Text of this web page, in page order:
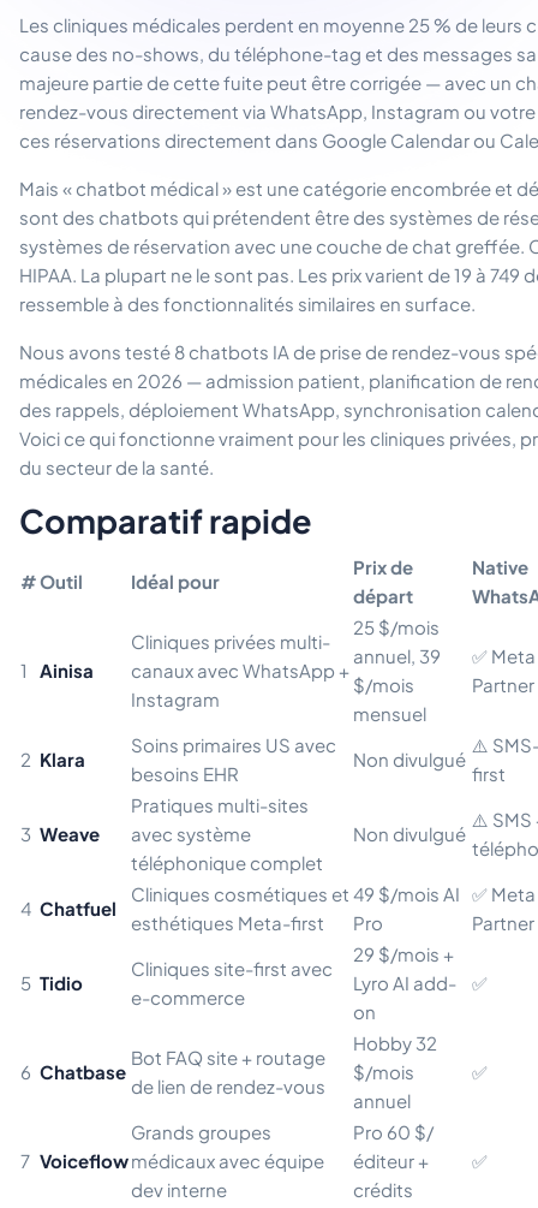
Les cliniques médicales perdent en moyenne 25 % de leurs
cause des no-shows, du téléphone-tag et des messages
majeure partie de cette fuite peut être corrigée — avec un
rendez-vous directement via WhatsApp, Instagram ou
ces réservations directement dans Google Calendar ou
Mais « chatbot médical » est une catégorie encombrée et
sont des chatbots qui prétendent être des systèmes de
systèmes de réservation avec une couche de chat greffée.
HIPAA. La plupart ne le sont pas. Les prix varient de 19 à 749
ressemble à des fonctionnalités similaires en surface.
Nous avons testé 8 chatbots IA de prise de rendez-vous
médicales en 2026 — admission patient, planification de
des rappels, déploiement WhatsApp, synchronisation
Voici ce qui fonctionne vraiment pour les cliniques privées,
du secteur de la santé.
Comparatif rapide
#Outil Idéal pour
Prix de
départ
Native
1 Ainisa
Cliniques privées multi-
canaux avec WhatsApp +
Instagram
25 $/mois
annuel, 39
$/mois
mensuel
✅ Meta
Partner
2 Klara
Soins primaires US avec
besoins EHR
Non divulgué
⚠️
first
3 Weave
Pratiques multi-sites
avec système
téléphonique complet
Non divulgué
⚠️ SMS
4 Chatfuel
Cliniques cosmétiques et
esthétiques Meta-first
49 $/mois AI
Pro
✅ Meta
Partner
5 Tidio
Cliniques site-first avec
e-commerce
29 $/mois +
Lyro AI add-
on
✅
6 Chatbase
Bot FAQ site + routage
de lien de rendez-vous
Hobby 32
$/mois
annuel
✅
7 Voiceflow
Grands groupes
médicaux avec équipe
dev interne
Pro 60 $/
éditeur +
crédits
✅